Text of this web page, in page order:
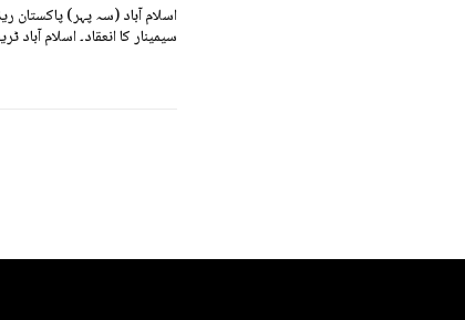
اسلام آباد (سہ پہر) پاکستان
سیمینار کا انعقاد۔ اسلام